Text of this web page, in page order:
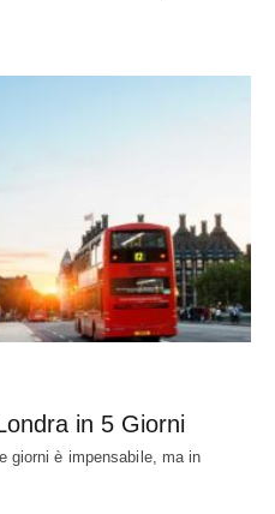
in 5 Giorni
giorni è impensabile, ma in